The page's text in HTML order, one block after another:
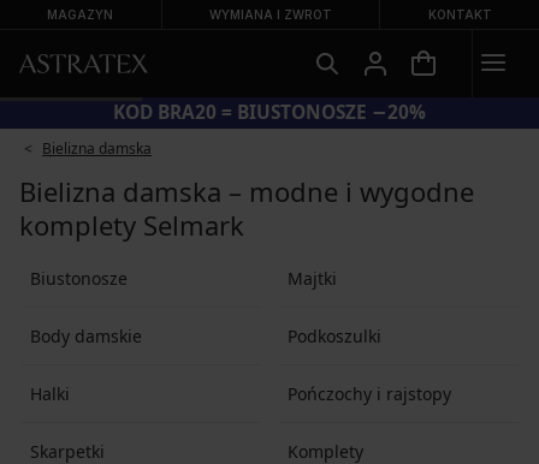
MAGAZYN WYMIANA I ZWROT KONTAKT
KOD BRA20 = BIUSTONOSZE −20%
Bielizna damska
Bielizna damska – modne i wygodne
komplety Selmark
Biustonosze Majtki
Body damskie Podkoszulki
Halki Pończochy i rajstopy
Skarpetki Komplety